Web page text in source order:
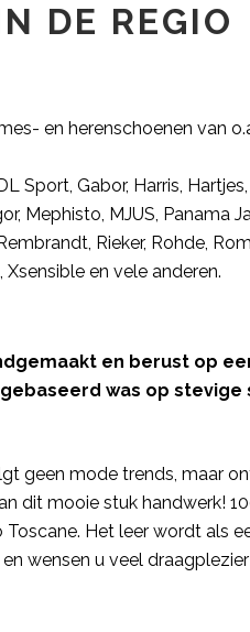
DE REGIO
en herenschoenen van
Sport, Gabor, Harris,
Mephisto, MJUS, Panama
Rieker, Rohde,
en vele anderen.
en berust op
was op stevige
geen mode trends, maar
dit mooie stuk handwerk!
Het leer wordt als
wensen u veel